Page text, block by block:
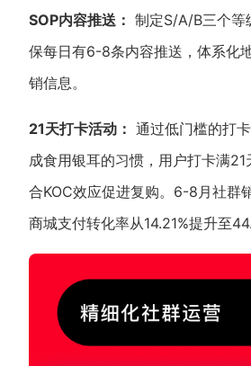
SOP内容推送： 制定S/A/B三个等
保每日有6-8条内容推送，体系化
销信息。
21天打卡活动： 通过低门槛的打
成食用银耳的习惯，用户打卡满
合KOC效应促进复购。6-8月社群
商城支付转化率从14.21%提升至